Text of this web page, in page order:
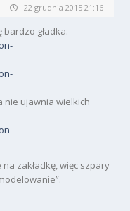
22 grudnia 2015 21:16
gładka.
ujawnia wielkich
na zakładkę, więc szpary